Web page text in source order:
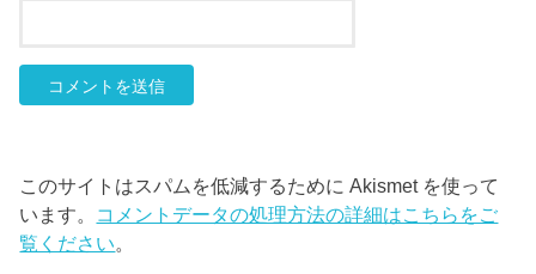
このサイトはスパムを低減するために Akismet を使って
います。 コメントデータの処理方法の詳細はこちらをご
覧ください。